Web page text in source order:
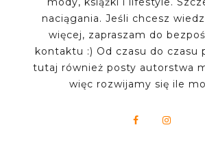
naciągania. Jeśli chcesz
więcej, zapraszam do
kontaktu :) Od czasu do czasu
tutaj również posty autorstwa
więc rozwijamy się ile